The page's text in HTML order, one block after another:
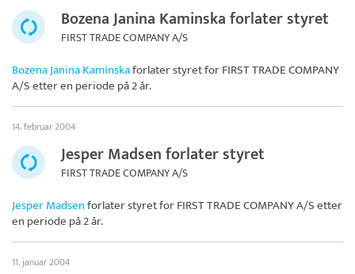
Bozena Janina Kaminska forlater styret
FIRST TRADE COMPANY A/S
Bozena Janina Kaminskaforlater styret forFIRST TRADE COMPANY
A/Setter en periode på 2 år.
14. februar 2004
Jesper Madsen forlater styret
FIRST TRADE COMPANY A/S
Jesper Madsenforlater styret forFIRST TRADE COMPANY A/Setter
en periode på 2 år.
11. januar 2004